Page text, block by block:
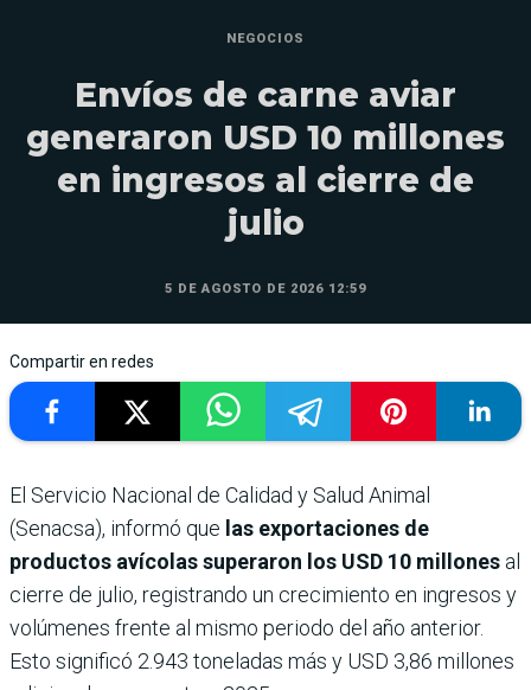
NEGOCIOS
Envíos de carne aviar
generaron USD 10 millones
en ingresos al cierre de
julio
5 DE AGOSTO DE 2026 12:59
Compartir en redes
El Servicio Nacional de Calidad y Salud Animal
(Senacsa), informó que las exportaciones de
productos avícolas superaron los USD 10 millones al
cierre de julio, registrando un crecimiento en ingresos y
volúmenes frente al mismo periodo del año anterior.
Esto significó 2.943 toneladas más y USD 3,86 millones